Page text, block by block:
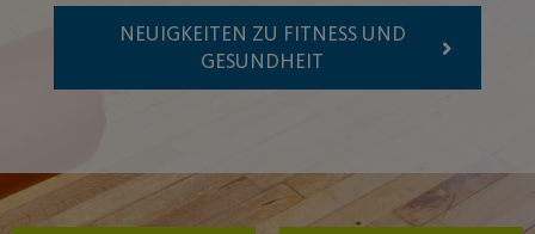
NEUIGKEITEN ZU FITNESS UND
GESUNDHEIT